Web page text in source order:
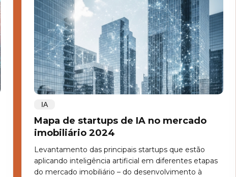
IA
Mapa de startups de IA no mercado
imobiliário 2024
Levantamento das principais startups que estão
aplicando inteligência artificial em diferentes etapas
do mercado imobiliário – do desenvolvimento à